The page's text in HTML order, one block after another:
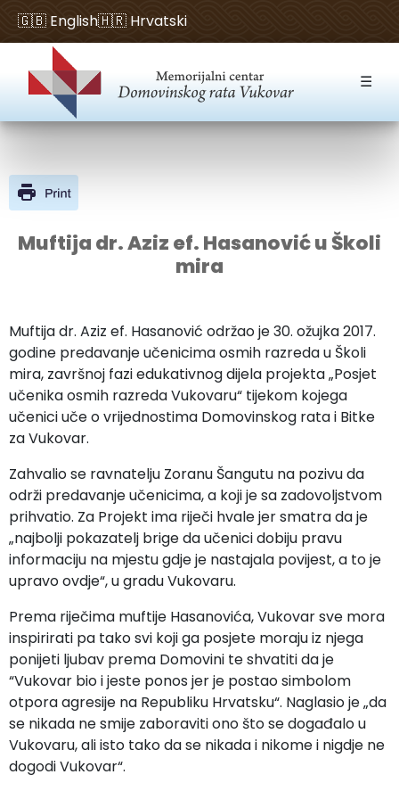
Open toolbar
🇬🇧 English🇭🇷 Hrvatski
☰
Muftija dr. Aziz ef. Hasanović u Školi
mira
Muftija dr. Aziz ef. Hasanović održao je 30. ožujka 2017.
godine predavanje učenicima osmih razreda u Školi
mira, završnoj fazi edukativnog dijela projekta „Posjet
učenika osmih razreda Vukovaru“ tijekom kojega
učenici uče o vrijednostima Domovinskog rata i Bitke
za Vukovar.
Zahvalio se ravnatelju Zoranu Šangutu na pozivu da
održi predavanje učenicima, a koji je sa zadovoljstvom
prihvatio. Za Projekt ima riječi hvale jer smatra da je
„najbolji pokazatelj brige da učenici dobiju pravu
informaciju na mjestu gdje je nastajala povijest, a to je
upravo ovdje“, u gradu Vukovaru.
Prema riječima muftije Hasanovića, Vukovar sve mora
inspirirati pa tako svi koji ga posjete moraju iz njega
ponijeti ljubav prema Domovini te shvatiti da je
“Vukovar bio i jeste ponos jer je postao simbolom
otpora agresije na Republiku Hrvatsku“. Naglasio je „da
se nikada ne smije zaboraviti ono što se događalo u
Vukovaru, ali isto tako da se nikada i nikome i nigdje ne
dogodi Vukovar“.